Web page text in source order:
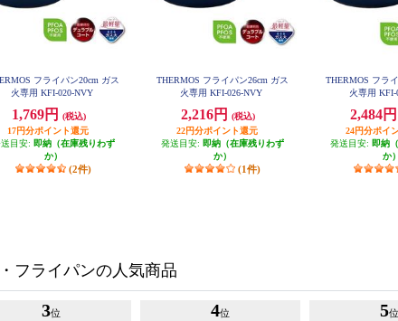
フライパン20cm ガス
火専用 KFI-020-NVY
1,769円
(税込)
17円分ポイント還元
目安: 即納（在庫残りわず
か）
(2件)
THERMOS フライパン26cm ガス
火専用 KFI-026-NVY
2,216円
(税込)
22円分ポイント還元
発送目安: 即納（在庫残りわず
か）
(1件)
THERMOS フラ
火専用 KFI-
2,484円
24円分ポイ
発送目安: 即納
か）
フライパンの人気商品
3位 4位 5位